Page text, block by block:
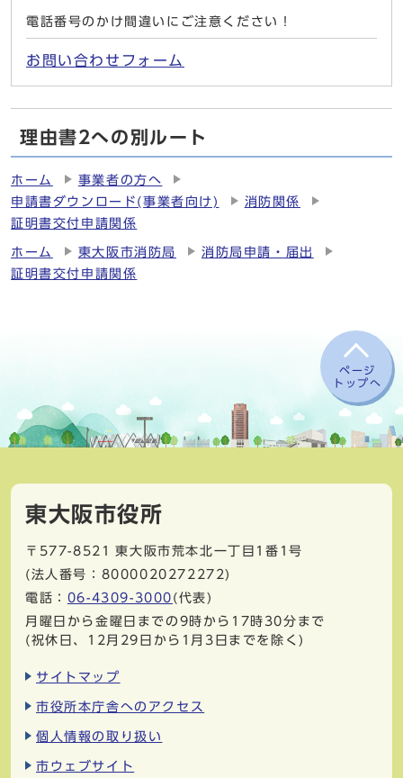
電話番号のかけ間違いにご注意ください！
お問い合わせフォーム
理由書2への別ルート
ホーム
事業者の方へ
申請書ダウンロード(事業者向け)
消防関係
証明書交付申請関係
ホーム 東大阪市消防局
消防局申請・届出
証明書交付申請関係
ページ
トップへ
東大阪市役所
〒577-8521
東大阪市荒本北一丁目1番1号
(法人番号：8000020272272)
電話： 06-4309-3000 (代表)
月曜日から金曜日までの9時から17時30分まで
(祝休日、12月29日から1月3日までを除く)
サイトマップ
市役所本庁舎へのアクセス
個人情報の取り扱い
市ウェブサイト